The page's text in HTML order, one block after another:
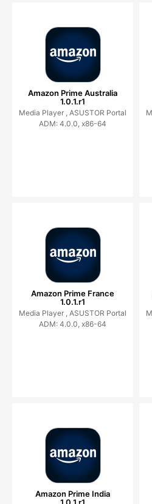
Amazon Prime Australia
1.0.1.r1
Media Player , ASUSTOR Portal
ADM: 4.0.0, x86-64
Amazon Prime France
1.0.1.r1
Media Player , ASUSTOR Portal
ADM: 4.0.0, x86-64
Amazon Prime India
1.0.1.r1